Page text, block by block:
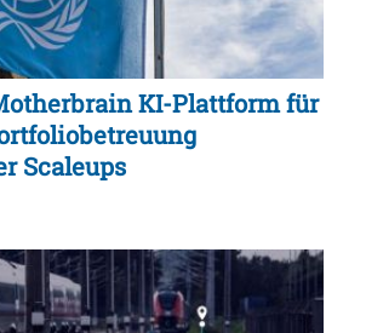
KI-Plattform für
Scaleups